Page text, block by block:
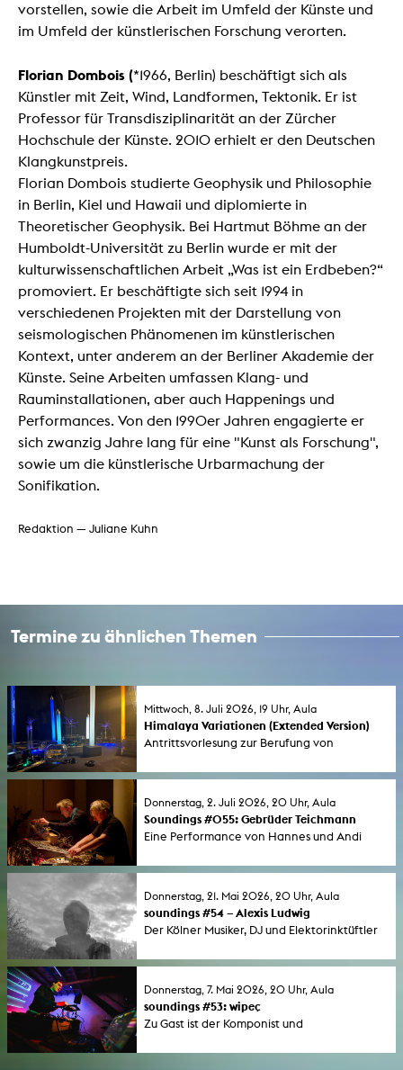
vorstellen, sowie die Arbeit im Umfeld der Künste und
im Umfeld der künstlerischen Forschung verorten.
Florian Dombois (*1966, Berlin) beschäftigt sich als
Künstler mit Zeit, Wind, Landformen, Tektonik. Er ist
Professor für Transdisziplinarität an der Zürcher
Hochschule der Künste. 2010 erhielt er den Deutschen
Klangkunstpreis.
Florian Dombois studierte Geophysik und Philosophie
in Berlin, Kiel und Hawaii und diplomierte in
Theoretischer Geophysik. Bei Hartmut Böhme an der
Humboldt-Universität zu Berlin wurde er mit der
kulturwissenschaftlichen Arbeit „Was ist ein Erdbeben?“
promoviert. Er beschäftigte sich seit 1994 in
verschiedenen Projekten mit der Darstellung von
seismologischen Phänomenen im künstlerischen
Kontext, unter anderem an der Berliner Akademie der
Künste. Seine Arbeiten umfassen Klang- und
Rauminstallationen, aber auch Happenings und
Performances. Von den 1990er Jahren engagierte er
sich zwanzig Jahre lang für eine "Kunst als Forschung",
sowie um die künstlerische Urbarmachung der
Sonifikation.
Redaktion — Juliane Kuhn
Termine zu ähnlichen Themen
Mittwoch, 8. Juli 2026, 19 Uhr, Aula
Himalaya Variationen (Extended Version)
Antrittsvorlesung zur Berufung von
Gespräch. Moderation: Prof. Monika Rinck.
Donnerstag, 2. Juli 2026, 20 Uhr, Aula
Soundings #055: Gebrüder Teichmann
Eine Performance von Hannes und Andi
der KHM. Moderation: Sophia Bauer.
Donnerstag, 21. Mai 2026, 20 Uhr, Aula
soundings #54 – Alexis Ludwig
Der Kölner Musiker, DJ und Elektorinktüftler
KHM. Moderation: Dr. Tobias Hartmann.
Donnerstag, 7. Mai 2026, 20 Uhr, Aula
soundings #53: wipeç
Zu Gast ist der Komponist und